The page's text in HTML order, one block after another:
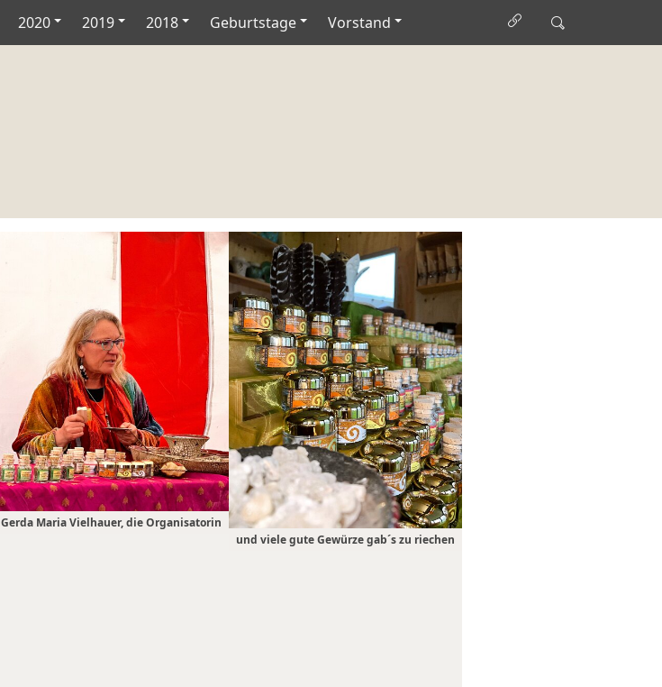
2020 2019 2018 Geburtstage Vorstand
Gerda Maria Vielhauer, die Organisatorin
und viele gute Gewürze gab´s zu riechen